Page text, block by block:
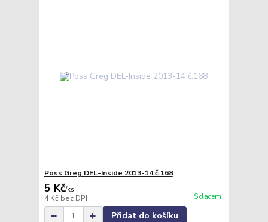
Poss Greg DEL-Inside 2013-14 č.168
5 Kč/ks
4 Kč bez DPH Skladem
Přidat do košíku